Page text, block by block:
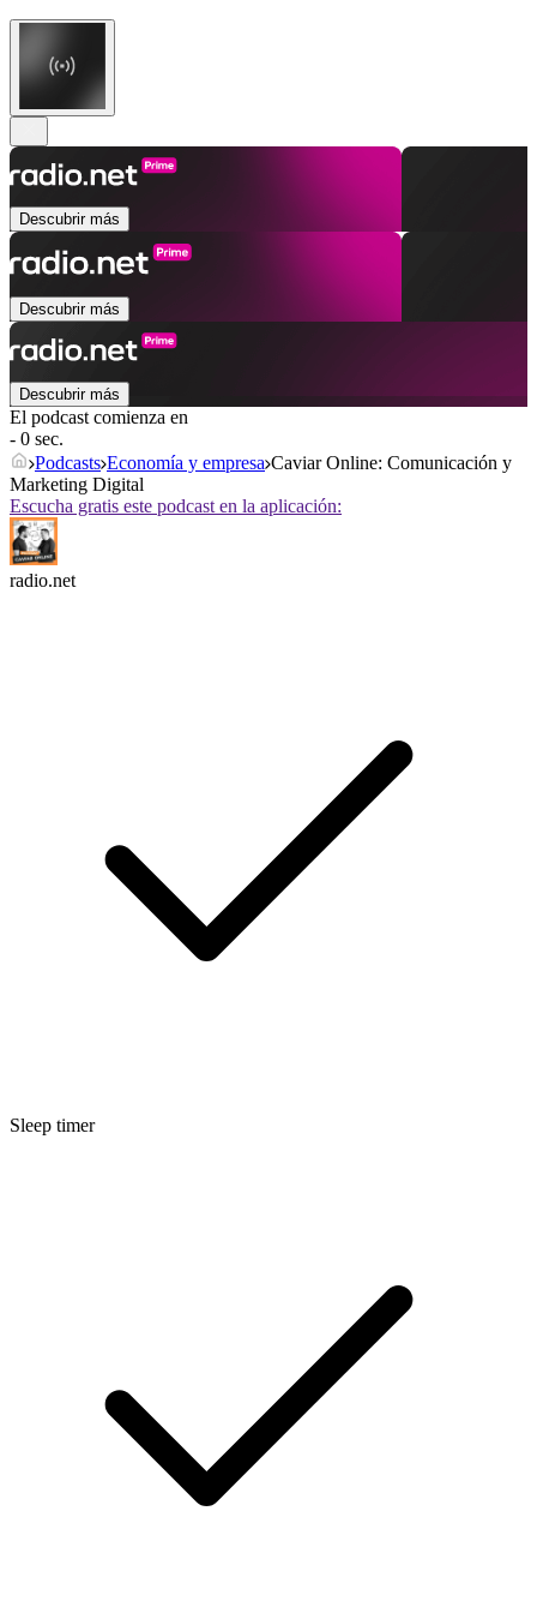
Descubrir más
Descubrir más
Descubrir más
El podcast comienza en
- 0 sec.
Podcasts Economía y empresa Caviar Online: Comunicación y
Marketing Digital
Escucha gratis este podcast en la aplicación:
radio.net
Sleep timer